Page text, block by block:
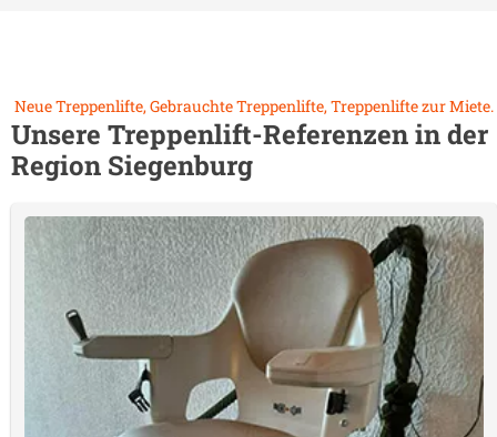
Neue Treppenlifte, Gebrauchte Treppenlifte, Treppenlifte zur Miete.
Unsere Treppenlift-Referenzen in der
Region Siegenburg